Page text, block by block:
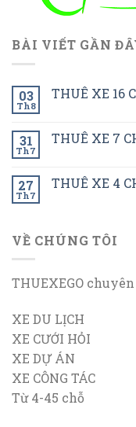
BÀI VIẾT GẦN
03
Th8
THUÊ XE 16
31
Th7
THUÊ XE 7
27
Th7
THUÊ XE 4
VỀ CHÚNG TÔI
THUEXEGO
XE DU LỊCH
XE CƯỚI HỎI
XE DỰ ÁN
XE CÔNG TÁC
Từ 4-45 chỗ